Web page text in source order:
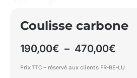
Coulisse carbone
190,00€ – 470,00€Plage
prix :
Prix TTC – réservé aux clients FR-BE-LU